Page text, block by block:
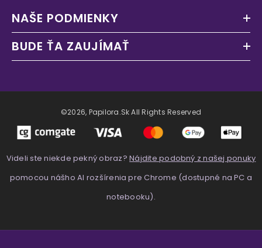
NAŠE PODMIENKY
BUDE ŤA ZAUJÍMAŤ
©2026, Papilora.sk All Rights Reserved
Videli ste niekde pekný obraz?Nájdite podobný z našej ponuky
pomocou nášho AI rozšírenia pre Chrome (dostupné na PC a
notebooku).